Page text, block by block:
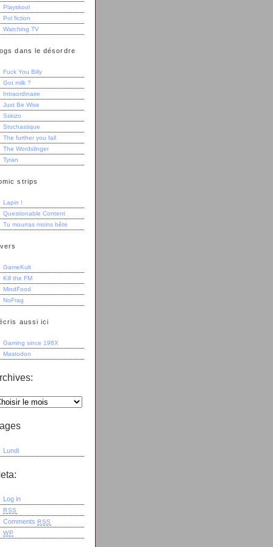
Playskool
Pol fiction
Watching TV
dans le désordre
Fuck You Billy
Got milk ?
Intraordinaire
Just Be Wise
Sskizo
Stochastique
The further you fall
The Wordslinger
Tyran
strips
Lapin !
Questionable Content
Tu mourras moins bête
GameKult
Kill the FM
MindFood
NoFrag
aussi ici
Gaming since 198X
Mastodon
Lundi
Log in
RSS
Comments RSS
WP